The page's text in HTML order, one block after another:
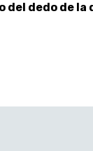
del dedo de la